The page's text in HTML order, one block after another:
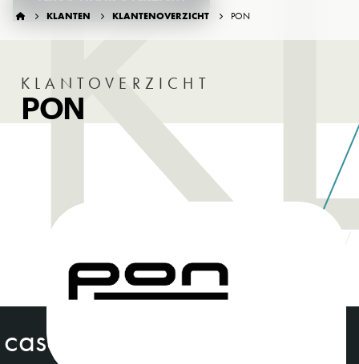
  KLANTEN  KLANTENOVERZICHT  PON
KLANTOVERZICHT
PON
cases over deze klant